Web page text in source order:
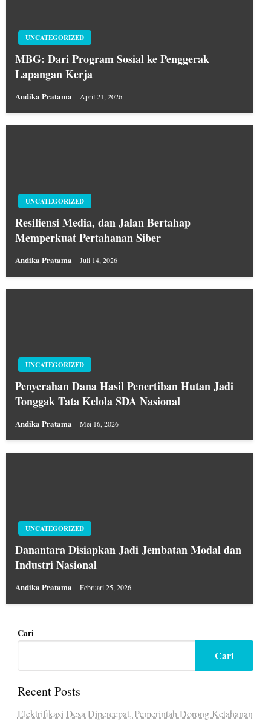
UNCATEGORIZED
MBG: Dari Program Sosial ke Penggerak
Lapangan Kerja
Andika Pratama April 21, 2026
UNCATEGORIZED
Resiliensi Media, dan Jalan Bertahap
Memperkuat Pertahanan Siber
Andika Pratama Juli 14, 2026
UNCATEGORIZED
Penyerahan Dana Hasil Penertiban Hutan Jadi
Tonggak Tata Kelola SDA Nasional
Andika Pratama Mei 16, 2026
UNCATEGORIZED
Danantara Disiapkan Jadi Jembatan Modal dan
Industri Nasional
Andika Pratama Februari 25, 2026
Cari
Cari
Recent Posts
Elektrifikasi Desa Dipercepat, Pemerintah Dorong Ketahanan